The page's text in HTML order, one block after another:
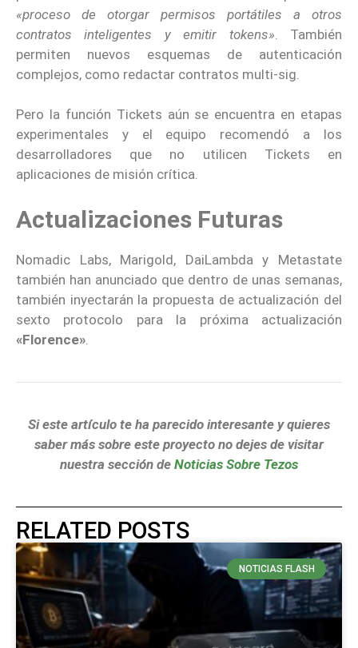
«proceso de otorgar permisos portátiles a otros
contratos inteligentes y emitir tokens» . También
permiten nuevos esquemas de autenticación
complejos, como redactar contratos multi-sig.
Pero la función Tickets aún se encuentra en etapas
experimentales y el equipo recomendó a los
desarrolladores que no utilicen Tickets en
aplicaciones de misión crítica.
Actualizaciones Futuras
Nomadic Labs, Marigold, DaiLambda y Metastate
también han anunciado que dentro de unas semanas,
también inyectarán la propuesta de actualización del
sexto protocolo para la próxima actualización
«Florence»
Si este artículo te ha parecido interesante y quieres
saber más sobre este proyecto no dejes de visitar
nuestra sección de Noticias Sobre Tezos
RELATED POSTS
NOTICIAS FLASH